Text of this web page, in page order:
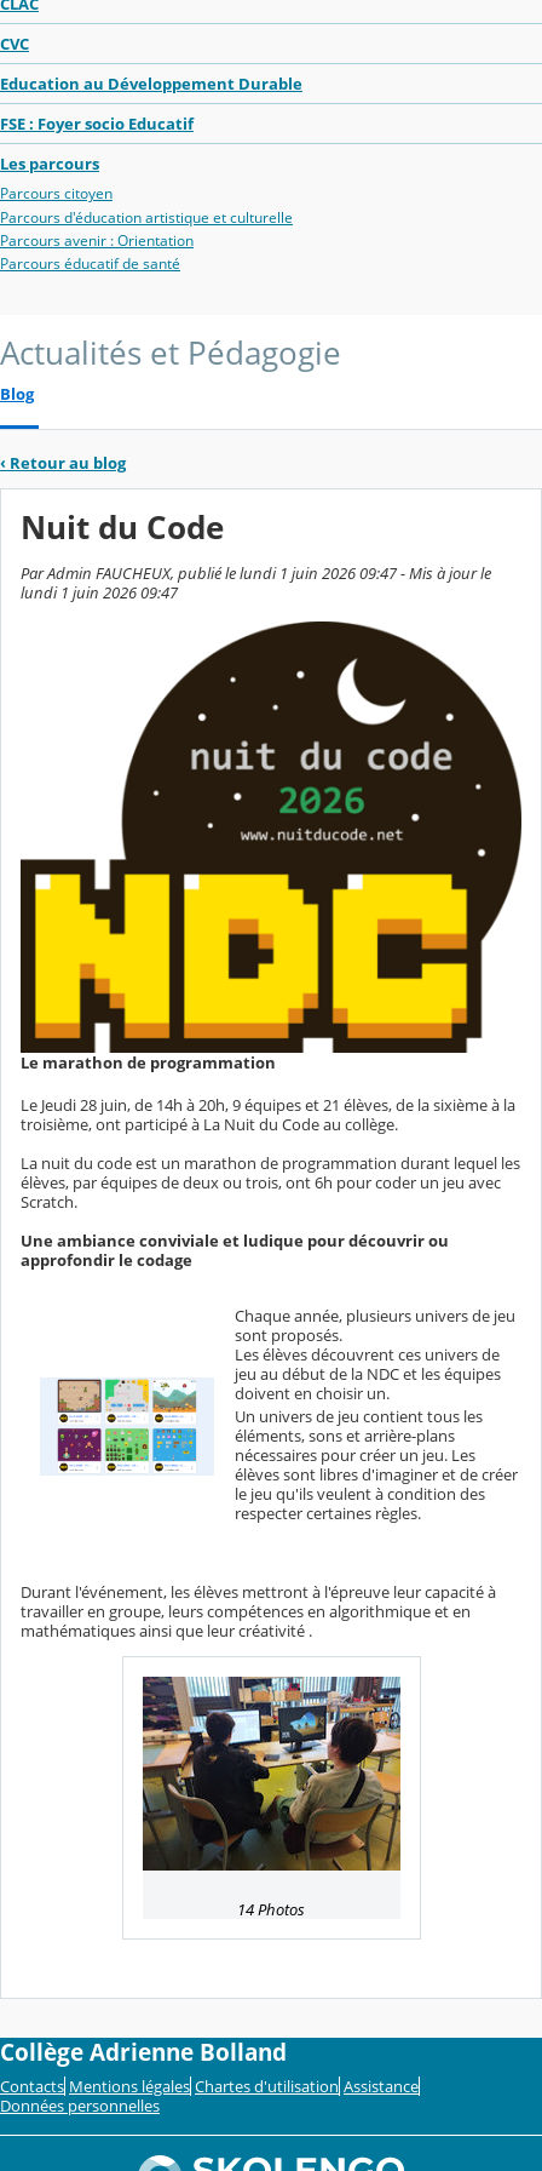
CVC
Education au Développement Durable
FSE : Foyer socio Educatif
Les parcours
Parcours citoyen
Parcours d'éducation artistique et culturelle
Parcours avenir : Orientation
Parcours éducatif de santé
Actualités et Pédagogie
Blog
‹ Retour au blog
Nuit du Code
Par Admin FAUCHEUX, publié le lundi 1 juin 2026 09:47 - Mis à jour le
lundi 1 juin 2026 09:47
Le marathon de programmation
Le Jeudi 28 juin, de 14h à 20h, 9 équipes et 21 élèves, de la sixième à la
troisième, ont participé à La Nuit du Code au collège.
La nuit du code est un marathon de programmation durant lequel les
élèves, par équipes de deux ou trois, ont 6h pour coder un jeu avec
Scratch.
Une ambiance conviviale et ludique pour découvrir ou
approfondir le codage
Chaque année, plusieurs univers de jeu
sont proposés.
Les élèves découvrent ces univers de
jeu au début de la NDC et les équipes
doivent en choisir un.
Un univers de jeu contient tous les
éléments, sons et arrière-plans
nécessaires pour créer un jeu. Les
élèves sont libres d'imaginer et de créer
le jeu qu'ils veulent à condition des
respecter certaines règles.
Durant l'événement, les élèves mettront à l'épreuve leur capacité à
travailler en groupe, leurs compétences en algorithmique et en
mathématiques ainsi que leur créativité .
14 Photos
Collège Adrienne Bolland
Contacts Mentions légales Chartes d'utilisation Assistance
Données personnelles